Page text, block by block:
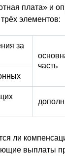
плата» и
элементов:
за
часть
ли
выплаты